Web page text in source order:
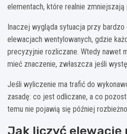
elementach, które realnie zmniejszają
Inaczej wygląda sytuacja przy bardzo
elewacjach wentylowanych, gdzie
precyzyjnie rozliczane. Wtedy nawet
mieć znaczenie, zwłaszcza jeśli
Jeśli wyliczenie ma trafić do
zasadę: co jest odliczane, a co
temu nie pojawią się później
Jak liczyć elewację